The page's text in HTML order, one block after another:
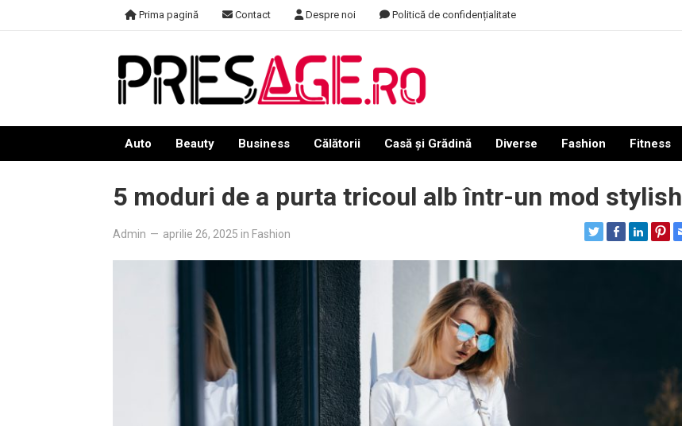
Prima pagină Contact Despre noi Politică de confidențialitate
Auto Beauty Business Călătorii Casă și Grădină Diverse Fashion Fitness
5 moduri de a purta tricoul alb într-un mod stylish
Admin — aprilie 26, 2025 in Fashion